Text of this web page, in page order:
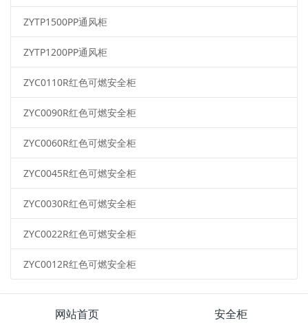
ZYTP1500PP通风柜
ZYTP1200PP通风柜
ZYC0110R红色可燃安全柜
ZYC0090R红色可燃安全柜
ZYC0060R红色可燃安全柜
ZYC0045R红色可燃安全柜
ZYC0030R红色可燃安全柜
ZYC0022R红色可燃安全柜
ZYC0012R红色可燃安全柜
网站首页 安全柜